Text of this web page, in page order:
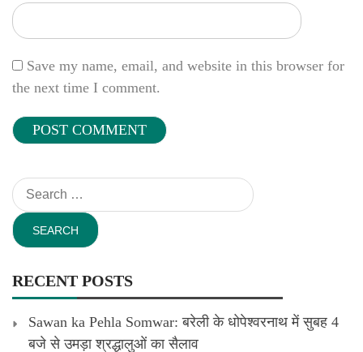
Save my name, email, and website in this browser for
the next time I comment.
Search
for:
RECENT POSTS
Sawan ka Pehla Somwar: बरेली के धोपेश्वरनाथ में सुबह 4
बजे से उमड़ा श्रद्धालुओं का सैलाव